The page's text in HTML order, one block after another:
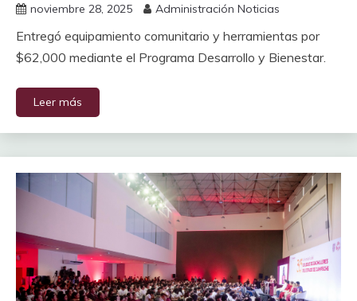
noviembre 28, 2025 Administración Noticias
Entregó equipamiento comunitario y herramientas por
$62,000 mediante el Programa Desarrollo y Bienestar.
Leer más